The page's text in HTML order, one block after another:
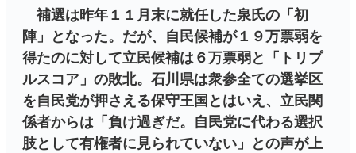
補選は昨年１１月末に就任した泉氏の「初
陣」となった。だが、自民候補が１９万票弱を
得たのに対して立民候補は６万票弱と「トリプ
ルスコア」の敗北。石川県は衆参全ての選挙区
を自民党が押さえる保守王国とはいえ、立民関
係者からは「負け過ぎだ。自民党に代わる選択
肢として有権者に見られていない」との声が上